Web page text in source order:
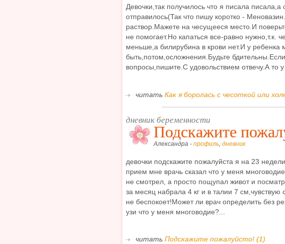
Девочки,так получилось что я писала
отправилось(Так что пишу коротко -
раствор.Мажете на чесущееся место.И
не помогает.Но капаться все-равно нужно,т.к.
меньше,а билирубина в крови нет.И у ребенка
быть,потом,осложнения.Будьте
вопросы,пишите.С удовольствием отвечу.А то
читать Как я боролась с чесоткой или
дневник беременности
Подскажите
Александра - профиль, дневник
девочки подскажите пожалуйста я на 23
прием мне врачь сказал что у меня
не смотрел, а просто пощупал живот и
за месяц набрала 4 кг и в талии 7 см,чувствую
не беспокоет!Может ли врач определить без
узи что у меня многоводие?...
читать Подскажите пожалуйсто! (1)